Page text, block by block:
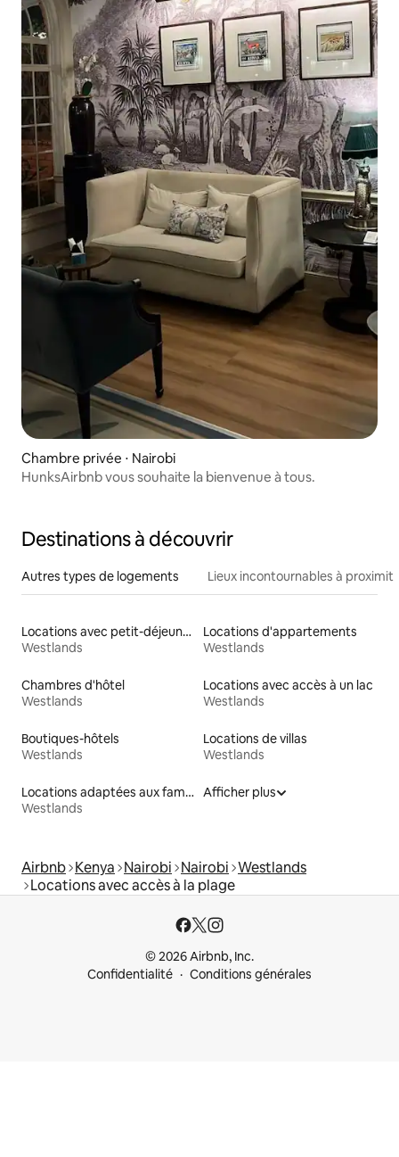
Chambre privée ⋅ Nairobi
HunksAirbnb vous souhaite la bienvenue à tous.
Destinations à découvrir
Autres types de logements Lieux incontournables à
Locations avec petit-déjeuner
Westlands
Locations d'appartements
Westlands
Chambres d'hôtel
Westlands
Locations avec accès à un lac
Westlands
Boutiques-hôtels
Westlands
Locations de villas
Westlands
Locations adaptées aux familles
Westlands
Afficher plus
Airbnb Kenya Nairobi Nairobi Westlands
Locations avec accès à la plage
© 2026 Airbnb, Inc.
Confidentialité
Conditions générales